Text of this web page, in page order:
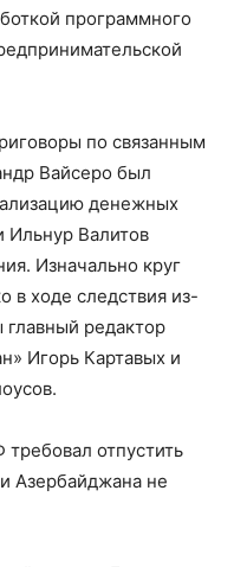
программного
по связанным
Вайсеро был
денежных
Ильнур Валитов
Изначально круг
в ходе следствия из-
редактор
Игорь Картавых и
отпустить
Азербайджана не